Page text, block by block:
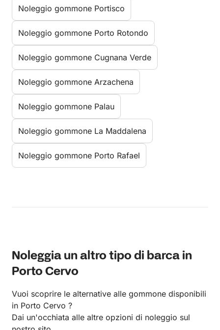
Noleggio gommone Portisco
Noleggio gommone Porto Rotondo
Noleggio gommone Cugnana Verde
Noleggio gommone Arzachena
Noleggio gommone Palau
Noleggio gommone La Maddalena
Noleggio gommone Porto Rafael
Noleggia un altro tipo di barca in
Porto Cervo
Vuoi scoprire le alternative alle gommone disponibili
in Porto Cervo ?
Dai un'occhiata alle altre opzioni di noleggio sul